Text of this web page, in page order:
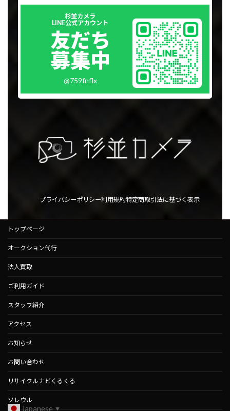
杉並カメラ
LINE公式アカウント
友だち
募集中
@759fnflx
プライバシーポリシー利用規約特定商取引法に基づく表示
トップページ
オークション代行
法人買取
ご利用ガイド
スタッフ紹介
アクセス
お知らせ
お問い合わせ
リサイクルナビくるくる
ソレウル
Japanese ▼